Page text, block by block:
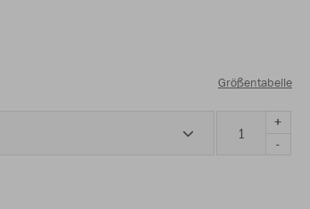
Größentabelle
+
-